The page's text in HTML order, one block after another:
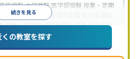
続きを見る
校受験大学受験 医学部受験 授業・定期
内申点対策 学習習慣の定着
推薦入試対策学校別特化対策国公立大
策共通テスト対策
英語・英会話特化
科目別特化対策
くの教室を探す